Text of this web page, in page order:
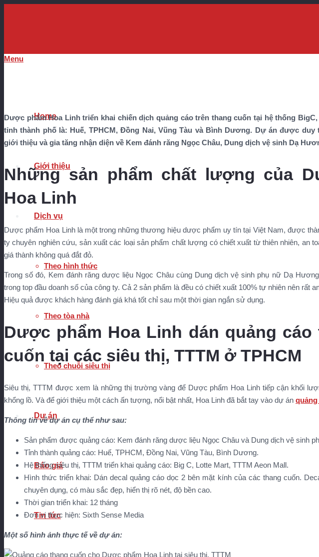
Menu
Home
Giới thiệu
Dịch vụ
Theo hình thức
Theo tòa nhà
Theo chuỗi siêu thị
Dự án
Báo giá
Tin tức
Dược phẩm Hoa Linh triển khai chiến dịch quảng cáo trên thang cuốn tại hệ thống
tỉnh thành phố là: Huế, TPHCM, Đồng Nai, Vũng Tàu và Bình Dương. Dự án được duy
giới thiệu và gia tăng nhận diện về Kem đánh răng Ngọc Châu, Dung dịch vệ sinh Dạ
Những sản phẩm chất lượng của
Hoa Linh
Dược phẩm Hoa Linh là một trong những thương hiệu dược phẩm uy tín tại Việt Nam, được
ty chuyên nghiên cứu, sản xuất các loại sản phẩm chất lượng có chiết xuất từ thiên nhiên, an
giá thành không quá đắt đỏ.
Trong số đó, Kem đánh răng dược liệu Ngọc Châu cùng Dung dịch vệ sinh phụ nữ Dạ
trong top đầu doanh số của công ty. Cả 2 sản phẩm là đều có chiết xuất 100% tự nhiên nên rất
Hiệu quả được khách hàng đánh giá khá tốt chỉ sau một thời gian ngắn sử dụng.
Dược phẩm Hoa Linh dán quảng cáo
cuốn tại các siêu thị, TTTM ở TPHCM
Siêu thị, TTTM được xem là những thị trường vàng để Dược phẩm Hoa Linh tiếp cận khối
khổng lồ. Và để giới thiệu một cách ấn tượng, nổi bật nhất, Hoa Linh đã bắt tay vào dự án
Thông tin về dự án cụ thể như sau:
Sản phẩm được quảng cáo: Kem đánh răng dược liệu Ngọc Châu và Dung dịch vệ sinh
Tỉnh thành quảng cáo: Huế, TPHCM, Đồng Nai, Vũng Tàu, Bình Dương.
Hệ thống siêu thị, TTTM triển khai quảng cáo: Big C, Lotte Mart, TTTM Aeon Mall.
Hình thức triển khai: Dán decal quảng cáo dọc 2 bên mặt kính của các thang cuốn.
chuyên dụng, có màu sắc đẹp, hiển thị rõ nét, độ bền cao.
Thời gian triển khai: 12 tháng
Đơn vị thực hiện: Sixth Sense Media
Một số hình ảnh thực tế về dự án: